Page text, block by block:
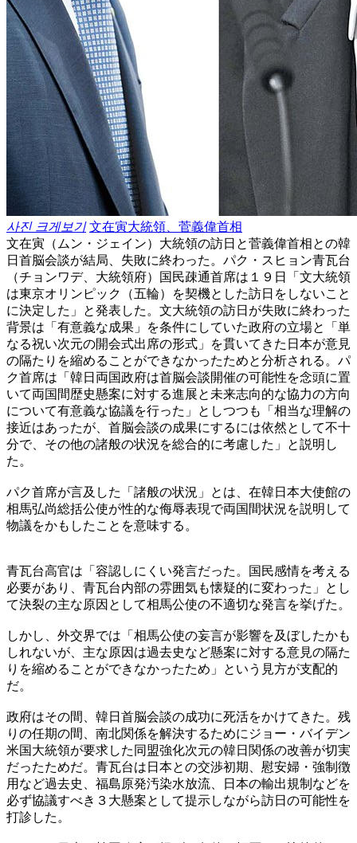
사진 크게보기 文在寅大統領、菅義偉首相
文在寅（ムン・ジェイン）大統領の訪日と菅義偉首相との韓
日首脳会談が結局、失敗に終わった。パク・スヒョン青瓦台
（チョンワデ、大統領府）国民疎通首席は１９日「文大統領
は東京オリンピック（五輪）を契機とした訪日をしないこと
に決定した」と発表した。文大統領の訪日が失敗に終わった
背景は「有意義な成果」を条件にしていた政府の立場と「単
なる祝い次元の開会式出席の形式」を貫いてきた日本が意見
の隔たりを縮めることができなかったためと分析される。パ
ク首席は「韓日両国政府は首脳会談開催の可能性を念頭に置
いて両国間歴史懸案に対する進展と未来志向的な協力の方向
について有意義な協議を行った」としつつも「相当な理解の
接近はあったが、首脳会談の成果にするには依然として不十
分で、その他の諸般の状況を総合的に考慮した」と説明し
た。
パク首席が言及した「諸般の状況」とは、在韓日本大使館の
相馬弘尚総括公使が性的な侮辱表現で両国間状況を説明して
物議をかもしたことを意味する。
青瓦台高官は「容認しにくい発言だった。国民感情を考える
必要があり、青瓦台内部の雰囲気も懐疑的に変わった」とし
て決裂の主な原因として相馬公使の不適切な発言を挙げた。
しかし、外交界では「相馬公使の妄言が影響を及ぼしたかも
しれないが、主な原因は過去史など懸案に対する意見の隔た
りを縮めることができなかったため」という見方が支配的
だ。
政府はその間、韓日首脳会談の成功に死活をかけてきた。残
りの任期の間、南北関係を解決するためにジョー・バイデン
米国大統領が要求した同盟強化次元の韓日関係の改善が切実
だったためだ。青瓦台は日本との交渉初期、慰安婦・強制徴
用など過去史、福島原発汚染水放流、日本の輸出規制などを
必ず協議すべき３大懸案として提示しながら訪日の可能性を
打診した。